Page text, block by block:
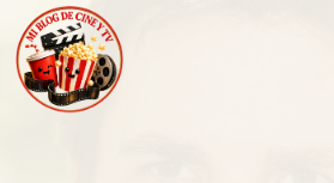
Skip
content